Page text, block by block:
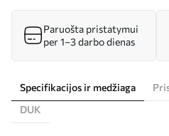
Paruošta pristatymui
per 1–3 darbo dienas
Specifikacijos ir medžiaga
DUK